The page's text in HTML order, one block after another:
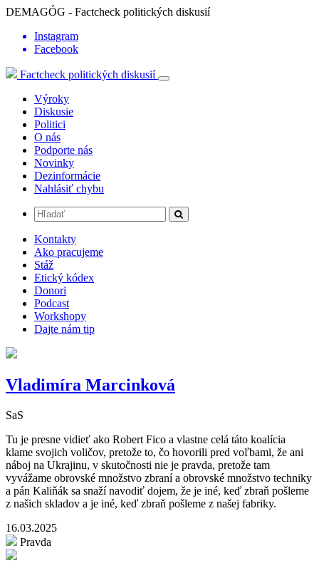
DEMAGÓG - Factcheck politických diskusií
Instagram
Facebook
Factcheck politických diskusií
Výroky
Diskusie
Politici
O nás
Podporte nás
Novinky
Dezinformácie
Nahlásiť chybu
Kontakty
Ako pracujeme
Stáž
Etický kódex
Donori
Podcast
Workshopy
Dajte nám tip
Vladimíra Marcinková
SaS
Tu je presne vidieť ako Robert Fico a vlastne celá táto koalícia
klame svojich voličov, pretože to, čo hovorili pred voľbami, že ani
náboj na Ukrajinu, v skutočnosti nie je pravda, pretože tam
vyvážame obrovské množstvo zbraní a obrovské množstvo techniky
a pán Kaliňák sa snaží navodiť dojem, že je iné, keď zbraň pošleme
z našich skladov a je iné, keď zbraň pošleme z našej fabriky.
16.03.2025
Pravda